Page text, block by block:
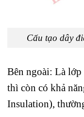
Cấu tạo dây
Bên ngoài: Là lớp
thì còn có khả
Insulation),